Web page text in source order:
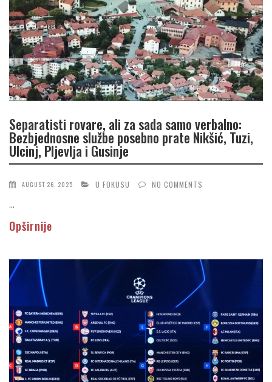
Separatisti rovare, ali za sada samo verbalno:
Bezbjednosne službe posebno prate Nikšić, Tuzi,
Ulcinj, Pljevlja i Gusinje
AUGUST 26, 2025 U FOKUSU NO COMMENTS
...
Opširnije